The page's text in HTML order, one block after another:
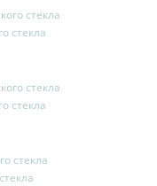
стекла
стекла